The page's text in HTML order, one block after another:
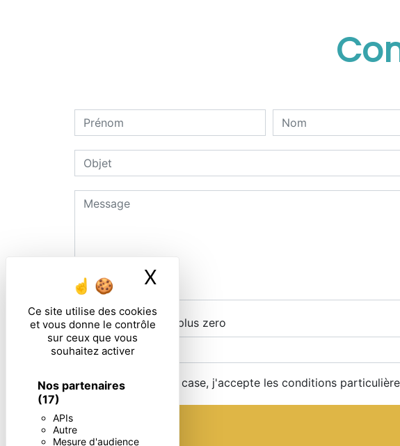
Ce site utilise des cookies
et vous donne le contrôle
sur ceux que vous
souhaitez activer
Nos partenaires
(17)
APIs
Autre
Mesure d'audience
X
Combien font trois plus zero
En cochant cette case, j'accepte les conditions